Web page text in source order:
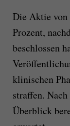
Die Aktie von
Prozent,
beschlossen
klinischen
straffen.
Überblick